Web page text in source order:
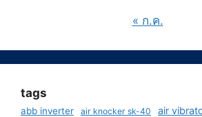
« ก.ค.
tags
abb inverter air knocker sk-40 air